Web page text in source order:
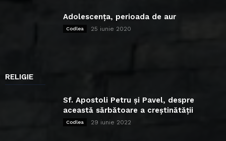
Adolescența, perioada de aur
Codlea 25 iunie 2020
RELIGIE
Sf. Apostoli Petru și Pavel, despre
această sărbătoare a creștinătății
Codlea 29 iunie 2022